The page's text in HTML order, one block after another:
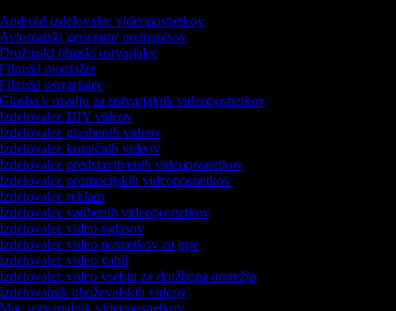
izdelovalec videoposnetkov
generator podnapisov
filmski ustvarjalec
montažer
ustvarjalec
v ozadju za ustvarjalnik videoposnetkov
DIY videov
glasbenih videov
komičnih videov
predstavitvenih videoposnetkov
promocijskih videoposnetkov
reklam
vadbenih videoposnetkov
video oglasov
video posnetkov za igre
video vabil
video vsebin za družbena omrežja
oboževalskih videov